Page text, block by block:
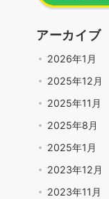
アーカイブ
2026年1月
2025年12月
2025年11月
2025年8月
2025年1月
2023年12月
2023年11月